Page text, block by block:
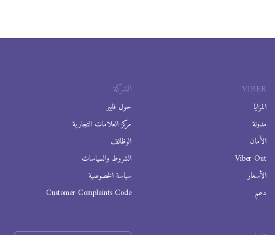
VIBER
المزايا
مدونة
الأمان
Viber Out
الأسعار
دعم
الشركة
حول فايبر
مركز العلامات التجارية
الوظائف
الشروط والسياسات
سياسة الخصوصية
Customer Complaints Code